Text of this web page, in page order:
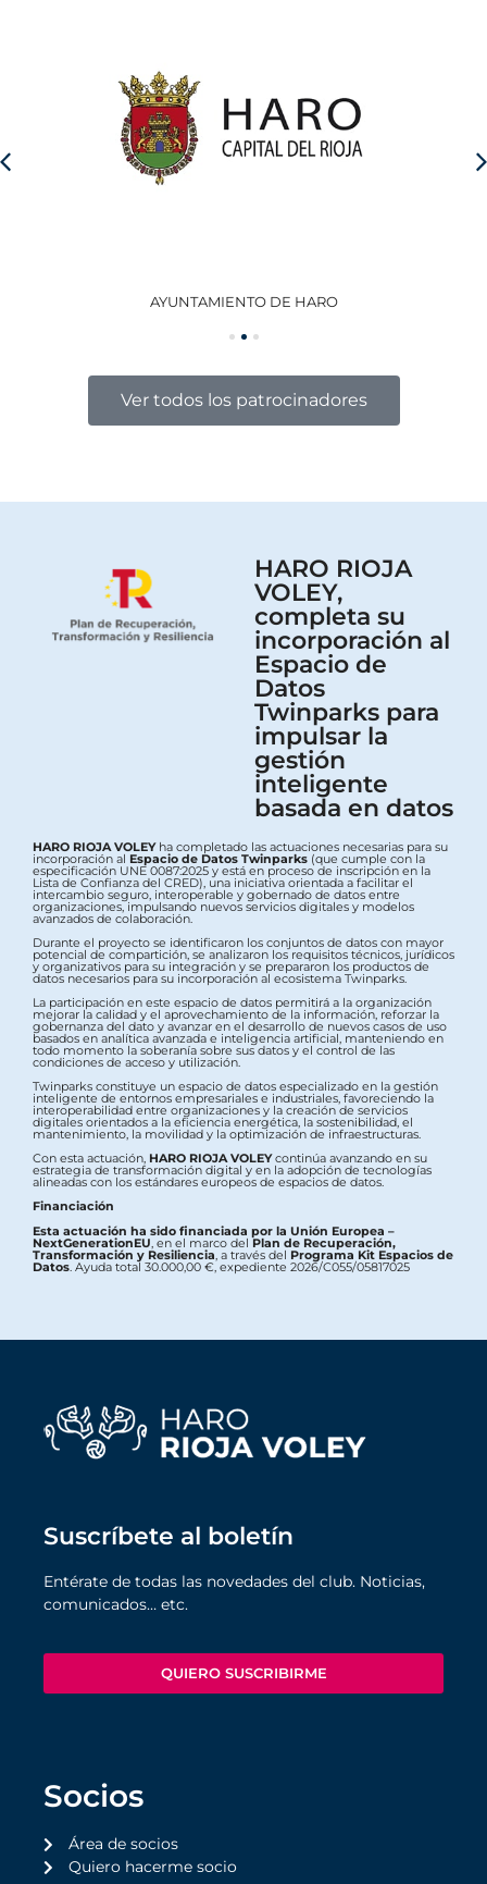
AYUNTAMIENTO DE HARO
Ver todos los patrocinadores
HARO RIOJA
VOLEY,
completa su
incorporación al
Espacio de
Datos
Twinparks para
impulsar la
gestión
inteligente
basada en datos
HARO RIOJA VOLEYha completado las actuaciones necesarias para su
incorporación al Espacio de Datos Twinparks (que cumple con la
especificación UNE 0087:2025 y está en proceso de inscripción en la
Lista de Confianza del CRED), una iniciativa orientada a facilitar el
intercambio seguro, interoperable y gobernado de datos entre
organizaciones, impulsando nuevos servicios digitales y modelos
avanzados de colaboración.
Durante el proyecto se identificaron los conjuntos de datos con mayor
potencial de compartición, se analizaron los requisitos técnicos, jurídicos
y organizativos para su integración y se prepararon los productos de
datos necesarios para su incorporación al ecosistema Twinparks.
La participación en este espacio de datos permitirá a la organización
mejorar la calidad y el aprovechamiento de la información, reforzar la
gobernanza del dato y avanzar en el desarrollo de nuevos casos de uso
basados en analítica avanzada e inteligencia artificial, manteniendo en
todo momento la soberanía sobre sus datos y el control de las
condiciones de acceso y utilización.
Twinparks constituye un espacio de datos especializado en la gestión
inteligente de entornos empresariales e industriales, favoreciendo la
interoperabilidad entre organizaciones y la creación de servicios
digitales orientados a la eficiencia energética, la sostenibilidad, el
mantenimiento, la movilidad y la optimización de infraestructuras.
Con esta actuación, HARO RIOJA VOLEYcontinúa avanzando en su
estrategia de transformación digital y en la adopción de tecnologías
alineadas con los estándares europeos de espacios de datos.
Financiación
Esta actuación ha sido financiada por la Unión Europea –
NextGenerationEU , en el marco delPlan de Recuperación,
Transformación y Resiliencia , a través del Programa Kit Espacios de
Datos . Ayuda total 30.000,00 €, expediente 2026/C055/05817025
Suscríbete al boletín
Entérate de todas las novedades del club. Noticias,
comunicados… etc.
QUIERO SUSCRIBIRME
Socios
Área de socios
Quiero hacerme socio